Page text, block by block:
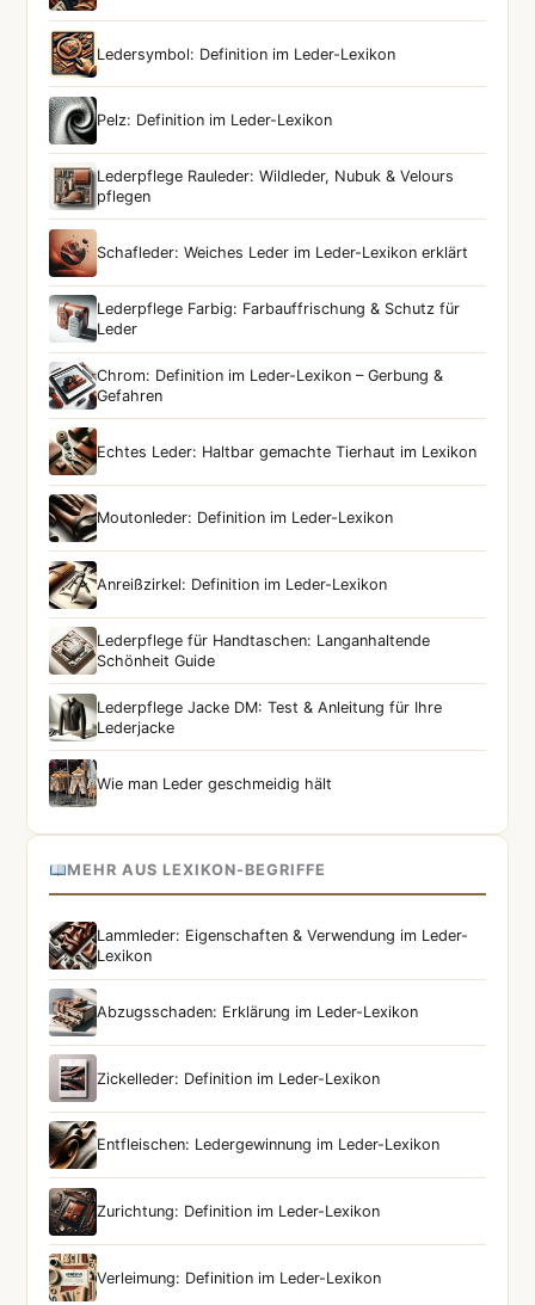
Ledersymbol: Definition im Leder-Lexikon
Pelz: Definition im Leder-Lexikon
Lederpflege Rauleder: Wildleder, Nubuk & Velours
pflegen
Schafleder: Weiches Leder im Leder-Lexikon erklärt
Lederpflege Farbig: Farbauffrischung & Schutz für
Leder
Chrom: Definition im Leder-Lexikon – Gerbung &
Gefahren
Echtes Leder: Haltbar gemachte Tierhaut im Lexikon
Moutonleder: Definition im Leder-Lexikon
Anreißzirkel: Definition im Leder-Lexikon
Lederpflege für Handtaschen: Langanhaltende
Schönheit Guide
Lederpflege Jacke DM: Test & Anleitung für Ihre
Lederjacke
Wie man Leder geschmeidig hält
MEHR AUS LEXIKON-BEGRIFFE
Lammleder: Eigenschaften & Verwendung im Leder-
Lexikon
Abzugsschaden: Erklärung im Leder-Lexikon
Zickelleder: Definition im Leder-Lexikon
Entfleischen: Ledergewinnung im Leder-Lexikon
Zurichtung: Definition im Leder-Lexikon
Verleimung: Definition im Leder-Lexikon